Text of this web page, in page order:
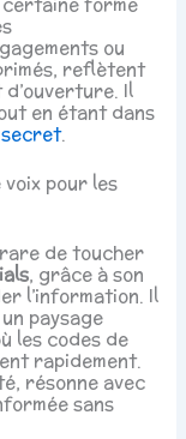
ou
reflètent
Il
en étant dans
.
voix pour les
de toucher
, grâce à son
l’information. Il
paysage
les codes de
rapidement.
résonne avec
sans